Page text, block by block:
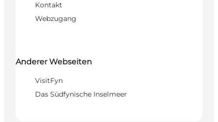
Kontakt
Webzugang
Anderer Webseiten
VisitFyn
Das Südfynische Inselmeer